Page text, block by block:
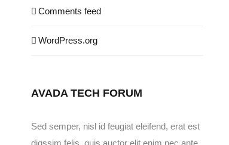
Comments feed
WordPress.org
AVADA TECH FORUM
Sed semper, nisl id feugiat eleifend, erat est
digssim felis, quis auctor elit enim nec ante.